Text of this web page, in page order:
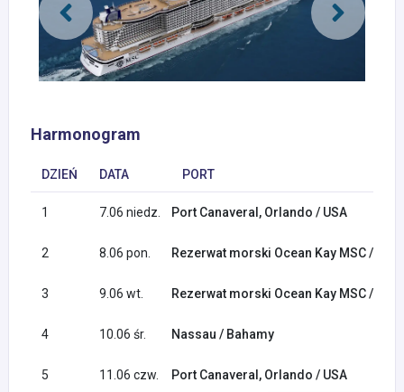
Harmonogram
DZIEŃ DATA PORT
1 7.06 niedz. Port Canaveral, Orlando / USA
2 8.06 pon. Rezerwat morski Ocean Kay MSC /
3 9.06 wt. Rezerwat morski Ocean Kay MSC /
4 10.06 śr. Nassau / Bahamy
5 11.06 czw. Port Canaveral, Orlando / USA